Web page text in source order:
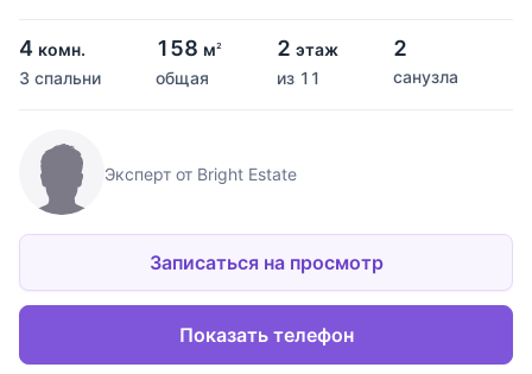
4 комн.
3 спальни
158 м2
общая
2 этаж
из 11
2
санузла
Эксперт от Bright Estate
Записаться на просмотр
Показать телефон